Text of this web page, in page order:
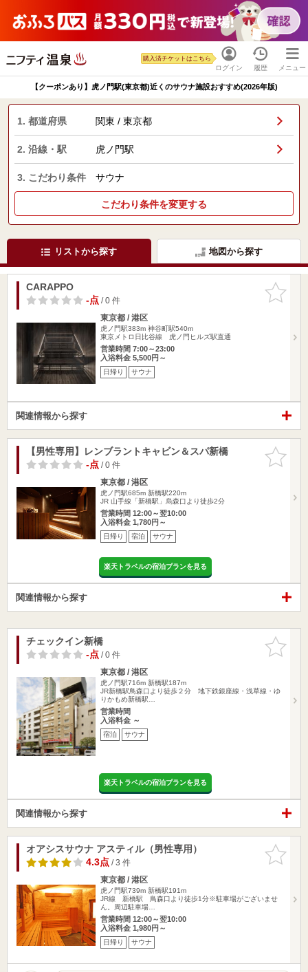
ログイン
購入済チケットはこちら
履歴 メニュー
【クーポンあり】虎ノ門駅(東京都)近くのサウナ施設おすすめ(2026年版)
1. 都道府県 関東 / 東京都
2. 沿線・駅 虎ノ門駅
3. こだわり条件 サウナ
こだわり条件を変更する
リストから探す 地図から探す
お気に入
りに追加
CARAPPO
-点/ 0 件
東京都 / 港区
虎ノ門駅383m 神谷町駅540m
東京メトロ日比谷線 虎ノ門ヒルズ駅直通
営業時間 7:00～23:00
入浴料金 5,500円～
日帰り サウナ
関連情報から探す
お気に入
りに追加
【男性専用】レンブラントキャビン＆スパ新橋
-点/ 0 件
東京都 / 港区
虎ノ門駅685m 新橋駅220m
JR 山手線「新橋駅」烏森口より徒歩2分
営業時間 12:00～翌10:00
入浴料金 1,780円～
日帰り 宿泊 サウナ
楽天トラベルの宿泊プランを見る
関連情報から探す
お気に入
りに追加
チェックイン新橋
-点/ 0 件
東京都 / 港区
虎ノ門駅716m 新橋駅187m
JR新橋駅鳥森口より徒歩２分 地下鉄銀座線・浅草線・ゆ
りかもめ新橋駅…
営業時間
入浴料金 ～
宿泊 サウナ
楽天トラベルの宿泊プランを見る
関連情報から探す
お気に入
りに追加
オアシスサウナ アスティル（男性専用）
4.3点/ 3 件
東京都 / 港区
虎ノ門駅739m 新橋駅191m
JR線 新橋駅 鳥森口より徒歩1分※駐車場がございませ
ん。周辺駐車場…
営業時間 12:00～翌10:00
入浴料金 1,980円～
日帰り サウナ